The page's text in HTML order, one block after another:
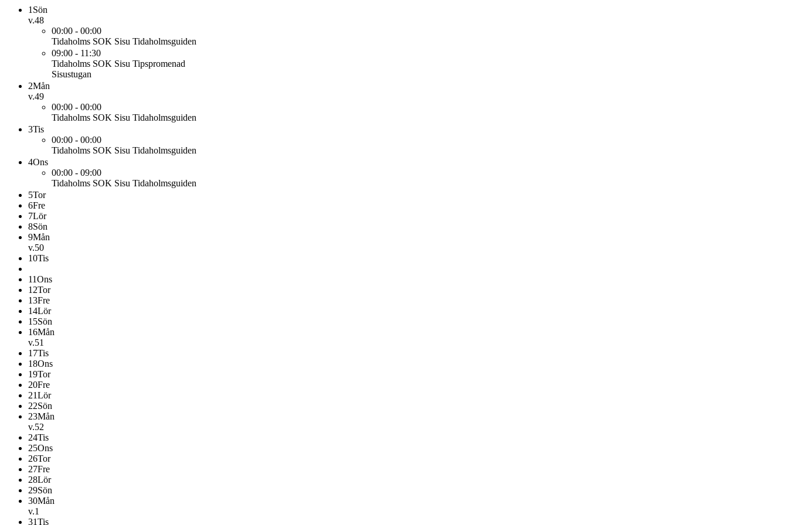
1 Sön
v.48
00:00 - 00:00
Tidaholms SOK Sisu Tidaholmsguiden
09:00 - 11:30
Tidaholms SOK Sisu Tipspromenad
Sisustugan
2Mån
v.49
00:00 - 00:00
Tidaholms SOK Sisu Tidaholmsguiden
3Tis
00:00 - 00:00
Tidaholms SOK Sisu Tidaholmsguiden
4Ons
00:00 - 09:00
Tidaholms SOK Sisu Tidaholmsguiden
5Tor
6Fre
7Lör
8Sön
9Mån
v.50
10Tis
11Ons
12Tor
13Fre
14Lör
15Sön
16Mån
v.51
17Tis
18Ons
19Tor
20Fre
21Lör
22Sön
23Mån
v.52
24Tis
25Ons
26Tor
27Fre
28Lör
29Sön
30Mån
v.1
31Tis